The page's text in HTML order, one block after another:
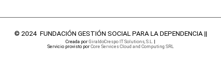
© 2024 FUNDACIÓN GESTIÓN SOCIAL PARA LA DEPENDENCIA ||
Creada por GiraldoCrespo IT Solutions, S.L.
Servicio provisto por Core Services Cloud and Computing SRL